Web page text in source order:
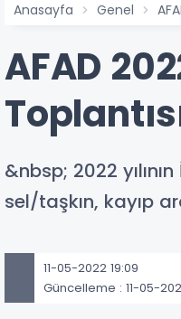
Anasayfa Genel
AFAD
&nbsp; 2022
sel/taşkın, kayıp
11-05-2022 19:09
Güncelleme : 11-05-